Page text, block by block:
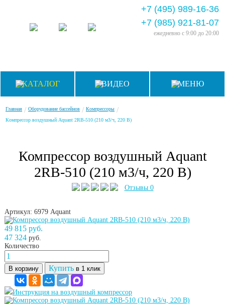
+7 (495) 989-16-36
+7 (985) 921-81-07
ежедневно с 9:00 до 20:00
КАТАЛОГ ВИДЕО МЕНЮ
Главная / Оборудование бассейнов / Компрессоры /
Компрессор воздушный Aquant 2RB-510 (210 м3/ч, 220 В)
Компрессор воздушный Aquant
2RB-510 (210 м3/ч, 220 В)
Отзывы 0
Артикул: 6979 Aquant
49 815 руб.
47 324 руб.
Количество
В корзину Купить в 1 клик
Инструкция на воздушный компрессор